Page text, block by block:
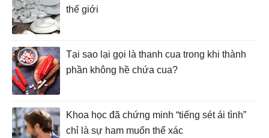
thế giới
Tại sao lại gọi là thanh cua trong khi thành
phần không hề chứa cua?
Khoa học đã chứng minh “tiếng sét ái tình”
chỉ là sự ham muốn thể xác